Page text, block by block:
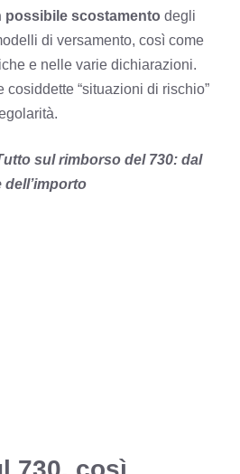
possibile scostamento degli
di versamento, così come
e nelle varie dichiarazioni.
cosiddette “situazioni di rischio”
sul rimborso del 730: dal